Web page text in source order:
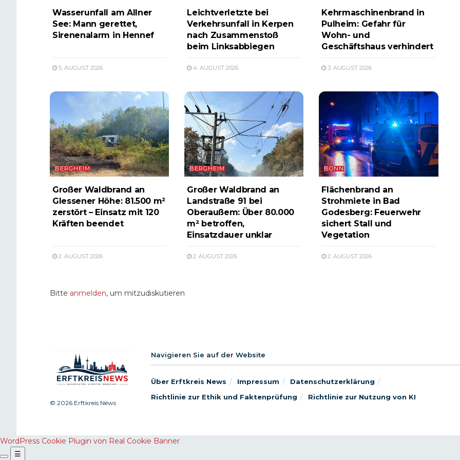
Wasserunfall am Allner
See: Mann gerettet,
Sirenenalarm in Hennef
5. AUGUST 2026
Leichtverletzte bei
Verkehrsunfall in Kerpen
nach Zusammenstoß
beim Linksabbiegen
4. AUGUST 2026
Kehrmaschinenbrand in
Pulheim: Gefahr für
Wohn- und
Geschäftshaus verhindert
3. AUGUST 2026
BERGHEIM
Großer Waldbrand an
Glessener Höhe: 81.500 m²
zerstört – Einsatz mit 120
Kräften beendet
2. AUGUST 2026
BERGHEIM
Großer Waldbrand an
Landstraße 91 bei
Oberaußem: Über 80.000
m² betroffen,
Einsatzdauer unklar
2. AUGUST 2026
BONN
Flächenbrand an
Strohmiete in Bad
Godesberg: Feuerwehr
sichert Stall und
Vegetation
2. AUGUST 2026
Bitte anmelden, um mitzudiskutieren
© 2026 Erftkreis News
Navigieren Sie auf der Website
Über Erftkreis News Impressum
Datenschutzerklärung
Richtlinie zur Ethik und Faktenprüfung
Richtlinie zur Nutzung von KI
WordPress Cookie Plugin von Real Cookie Banner
☰